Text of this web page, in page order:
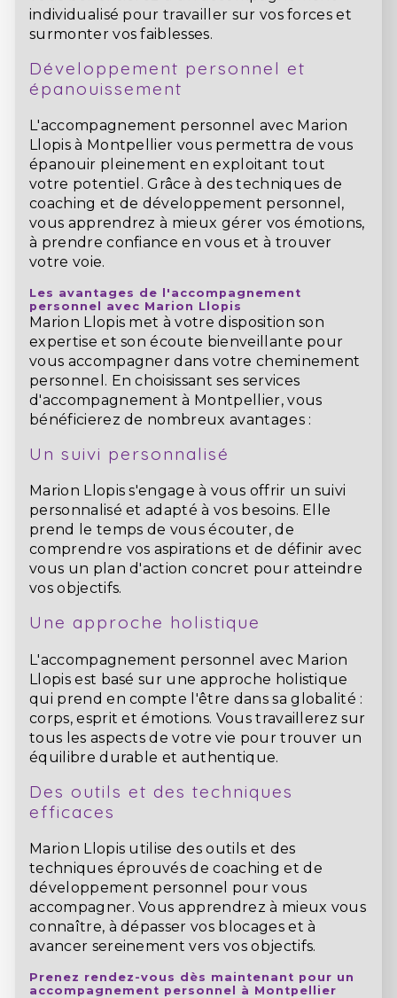
individualisé pour travailler sur vos forces et
surmonter vos faiblesses.
Développement personnel et
épanouissement
L'accompagnement personnel avec Marion
Llopis à Montpellier vous permettra de vous
épanouir pleinement en exploitant tout
votre potentiel. Grâce à des techniques de
coaching et de développement personnel,
vous apprendrez à mieux gérer vos émotions,
à prendre confiance en vous et à trouver
votre voie.
Les avantages de l'accompagnement
personnel avec Marion Llopis
Marion Llopis met à votre disposition son
expertise et son écoute bienveillante pour
vous accompagner dans votre cheminement
personnel. En choisissant ses services
d'accompagnement à Montpellier, vous
bénéficierez de nombreux avantages :
Un suivi personnalisé
Marion Llopis s'engage à vous offrir un suivi
personnalisé et adapté à vos besoins. Elle
prend le temps de vous écouter, de
comprendre vos aspirations et de définir avec
vous un plan d'action concret pour atteindre
vos objectifs.
Une approche holistique
L'accompagnement personnel avec Marion
Llopis est basé sur une approche holistique
qui prend en compte l'être dans sa globalité :
corps, esprit et émotions. Vous travaillerez sur
tous les aspects de votre vie pour trouver un
équilibre durable et authentique.
Des outils et des techniques
efficaces
Marion Llopis utilise des outils et des
techniques éprouvés de coaching et de
développement personnel pour vous
accompagner. Vous apprendrez à mieux vous
connaître, à dépasser vos blocages et à
avancer sereinement vers vos objectifs.
Prenez rendez-vous dès maintenant pour un
accompagnement personnel à Montpellier